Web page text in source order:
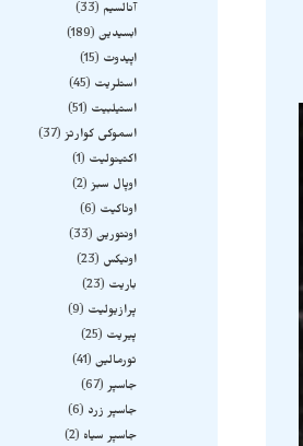
آنالسیم
33
ابسیدین 189
اپیدوت
15
استلریت
45
استیلبیت
51
اسموکی کوارتز 37
اکتینولیت
1
اوپال سبز 2
اوناکیت
6
اونتورین 33
اونیکس
23
باریت
23
پرازیولیت
9
پیریت
25
تورمالین 41
جاسپر 67
جاسپر زرد
6
جاسپر سیاه
2